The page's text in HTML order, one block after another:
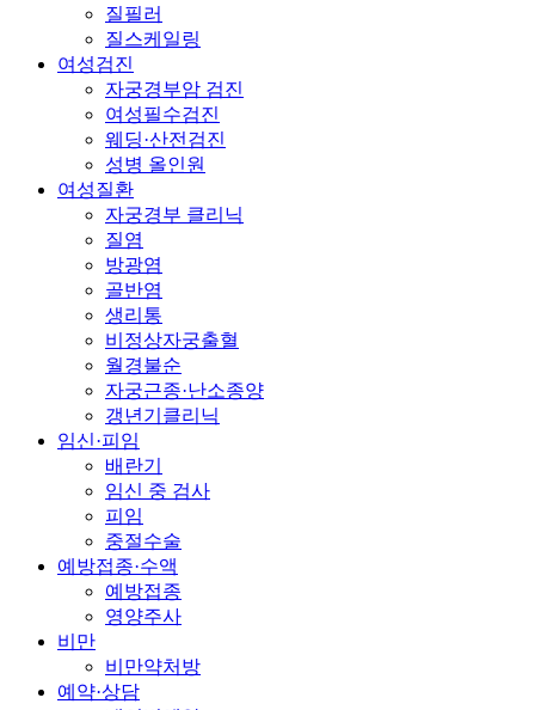
질필러
질스케일링
여성검진
자궁경부암 검진
여성필수검진
웨딩·산전검진
성병 올인원
여성질환
자궁경부 클리닉
질염
방광염
골반염
생리통
비정상자궁출혈
월경불순
자궁근종·난소종양
갱년기클리닉
임신·피임
배란기
임신 중 검사
피임
중절수술
예방접종·수액
예방접종
영양주사
비만
비만약처방
예약·상담